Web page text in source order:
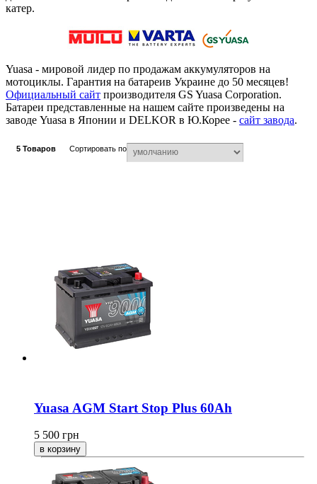
катер.
Yuasa - мировой лидер по продажам аккумуляторов на
мотоциклы. Гарантия на батареив Украине до 50 месяцев!
Официальный сайт производителя GS Yuasa Corporation.
Батареи представленные на нашем сайте произведены на
заводе Yuasa в Японии и DELKOR в Ю.Корее - сайт завода.
5 Товаров Сортировать по
Yuasa AGM Start Stop Plus 60Ah
5 500 грн